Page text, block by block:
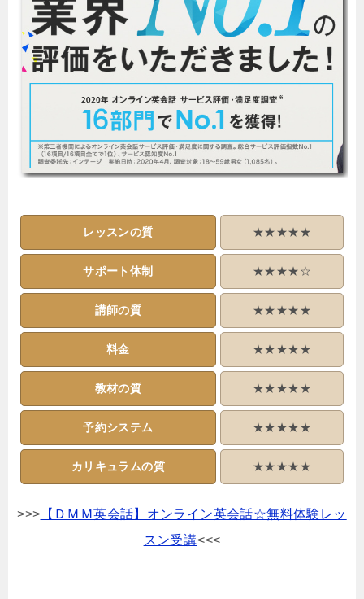
レッスンの質 ★★★★★
サポート体制 ★★★★☆
講師の質 ★★★★★
料金 ★★★★★
教材の質 ★★★★★
予約システム ★★★★★
カリキュラムの質 ★★★★★
>>> 【ＤＭＭ英会話】オンライン英会話☆無料体験レッ
スン受講<<<